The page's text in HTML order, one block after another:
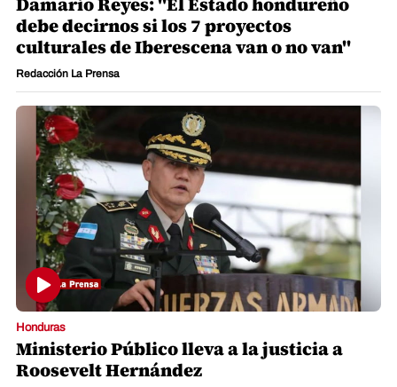
debe decirnos si los 7 proyectos
culturales de Iberescena van o no van"
Redacción La Prensa
Honduras
Ministerio Público lleva a la justicia a
Roosevelt Hernández